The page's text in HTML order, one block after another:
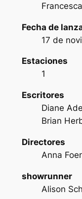
Fecha de
17 de
Estaciones
1
Escritores
Diane
Brian
Directores
Anna
showrunner
Alison